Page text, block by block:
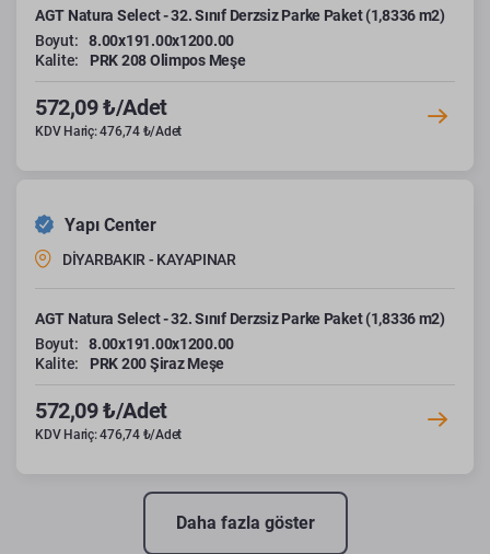
AGT Natura Select - 32. Sınıf Derzsiz Parke Paket (1,8336 m2)
Boyut:
8.00x191.00x1200.00
Kalite:
PRK 208 Olimpos Meşe
572,09 ₺/Adet
KDV Hariç: 476,74 ₺/Adet
Yapı Center
DİYARBAKIR - KAYAPINAR
AGT Natura Select - 32. Sınıf Derzsiz Parke Paket (1,8336 m2)
Boyut:
8.00x191.00x1200.00
Kalite:
PRK 200 Şiraz Meşe
572,09 ₺/Adet
KDV Hariç: 476,74 ₺/Adet
Daha fazla göster